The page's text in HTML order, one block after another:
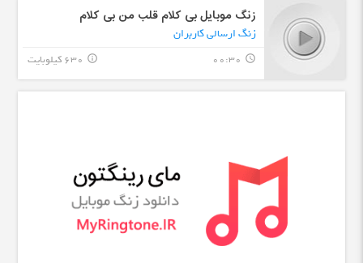
زنگ موبایل بی کلام قلب من بی کلام
زنگ ارسالی کاربران
query_builder
00:30 630 کیلوبایت info_outline